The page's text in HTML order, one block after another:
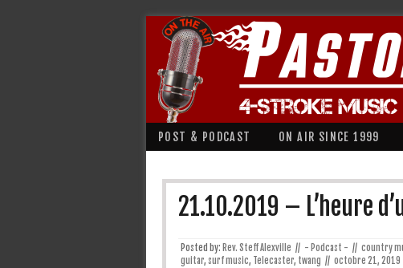
POST & PODCAST ON AIR SINCE 1999
21.10.2019 – L’heure
Posted by: Rev. Steff Alexville // - Podcast - // country
guitar, surf music, Telecaster, twang // octobre 21, 2019